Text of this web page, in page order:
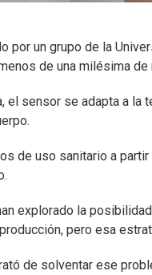
por un grupo de la
de una milésima
el sensor se adapta a
de uso sanitario a
explorado la
pero esa
de solventar ese